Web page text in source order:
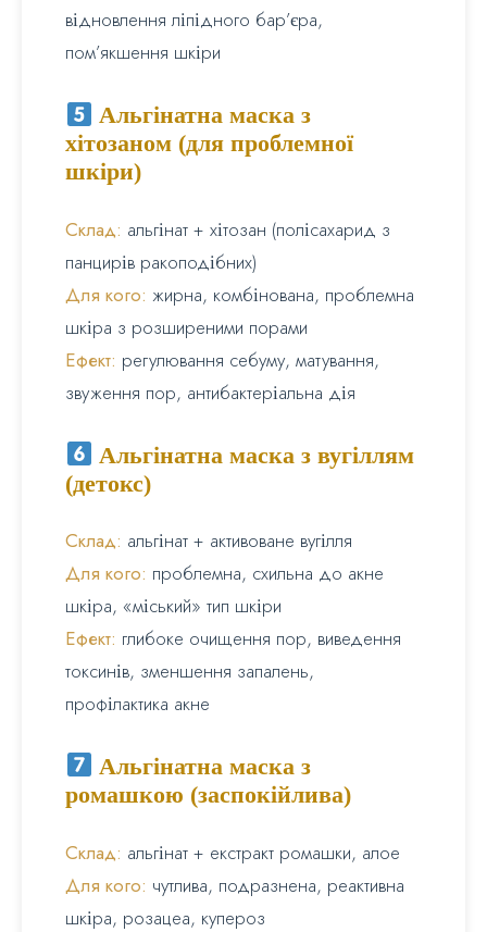
відновлення ліпідного бар’єра,
пом’якшення шкіри
Альгінатна маска з
хітозаном (для проблемної
шкіри)
Склад: альгінат + хітозан (полісахарид з
панцирів ракоподібних)
Для кого: жирна, комбінована, проблемна
шкіра з розширеними порами
Ефект: регулювання себуму, матування,
звуження пор, антибактеріальна дія
Альгінатна маска з вугіллям
(детокс)
Склад: альгінат + активоване вугілля
Для кого: проблемна, схильна до акне
шкіра, «міський» тип шкіри
Ефект: глибоке очищення пор, виведення
токсинів, зменшення запалень,
профілактика акне
Альгінатна маска з
ромашкою (заспокійлива)
Склад: альгінат + екстракт ромашки, алое
Для кого: чутлива, подразнена, реактивна
шкіра, розацеа, купероз